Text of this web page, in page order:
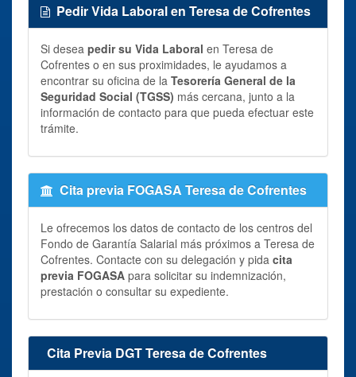
Pedir Vida Laboral en Teresa de Cofrentes
Si desea pedir su Vida Laboral en Teresa de
Cofrentes o en sus proximidades, le ayudamos a
encontrar su oficina de la Tesorería General de la
Seguridad Social (TGSS) más cercana, junto a la
información de contacto para que pueda efectuar este
trámite.
Cita previa FOGASA Teresa de Cofrentes
Le ofrecemos los datos de contacto de los centros del
Fondo de Garantía Salarial más próximos a Teresa de
Cofrentes. Contacte con su delegación y pida cita
previa FOGASA para solicitar su indemnización,
prestación o consultar su expediente.
Cita Previa DGT Teresa de Cofrentes